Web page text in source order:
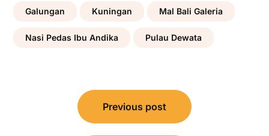
Galungan Kuningan Mal Bali Galeria
Nasi Pedas Ibu Andika Pulau Dewata
navigation
Previous post